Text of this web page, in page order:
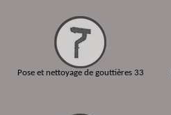
Pose et nettoyage de gouttières 33